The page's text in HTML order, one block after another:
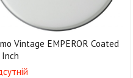
Vintage EMPEROR Coated
Inch